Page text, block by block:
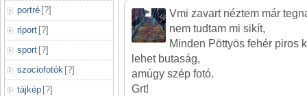
portré [?]
riport [?]
sport [?]
szociofotók [?]
tájkép [?]
Vmi zavart néztem már
nem tudtam mi sikít,
Minden Pöttyös fehér piros
lehet butaság,
amúgy szép fotó.
Grt!